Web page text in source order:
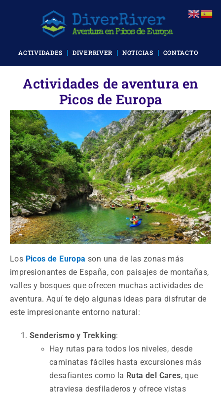
ACTIVIDADES DIVERRIVER NOTICIAS CONTACTO
Actividades de aventura en
Picos de Europa
Los Picos de Europa son una de las zonas más
impresionantes de España, con paisajes de montañas,
valles y bosques que ofrecen muchas actividades de
aventura. Aquí te dejo algunas ideas para disfrutar de
este impresionante entorno natural:
Senderismo y Trekking:
Hay rutas para todos los niveles, desde
caminatas fáciles hasta excursiones más
desafiantes como la Ruta del Cares, que
atraviesa desfiladeros y ofrece vistas